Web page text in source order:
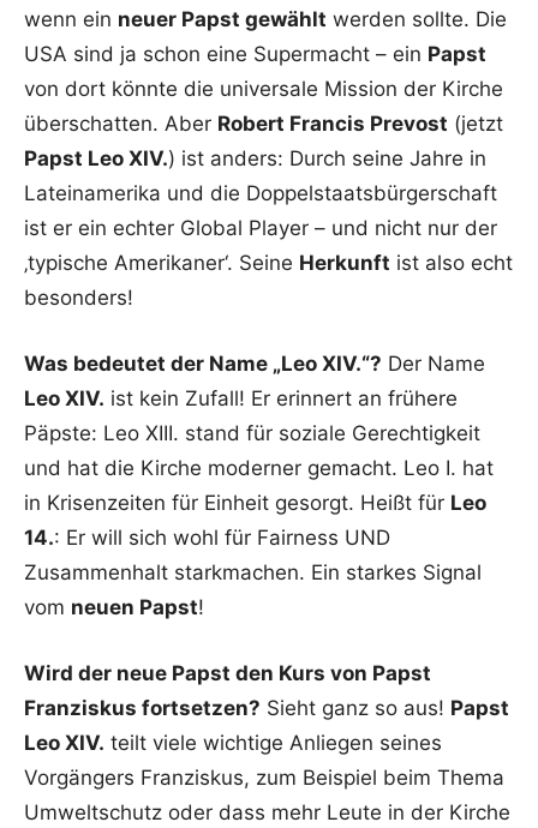
wenn ein neuer Papst gewählt werden sollte. Die
USA sind ja schon eine Supermacht – ein Papst
von dort könnte die universale Mission der Kirche
überschatten. Aber Robert Francis Prevost (jetzt
Papst Leo XIV.) ist anders: Durch seine Jahre in
Lateinamerika und die Doppelstaatsbürgerschaft
ist er ein echter Global Player – und nicht nur der
‚typische Amerikaner‘. Seine Herkunft ist also echt
besonders!
Was bedeutet der Name „Leo XIV.“? Der Name
Leo XIV. ist kein Zufall! Er erinnert an frühere
Päpste: Leo XIII. stand für soziale Gerechtigkeit
und hat die Kirche moderner gemacht. Leo I. hat
in Krisenzeiten für Einheit gesorgt. Heißt für Leo
14.: Er will sich wohl für Fairness UND
Zusammenhalt starkmachen. Ein starkes Signal
vom neuen Papst!
Wird der neue Papst den Kurs von Papst
Franziskus fortsetzen? Sieht ganz so aus! Papst
Leo XIV. teilt viele wichtige Anliegen seines
Vorgängers Franziskus, zum Beispiel beim Thema
Umweltschutz oder dass mehr Leute in der Kirche